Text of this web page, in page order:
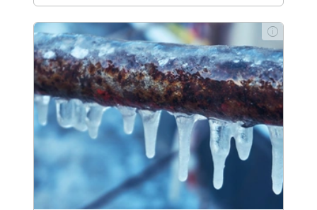
Heilungszeiten und mehr Komfort, selbst
für Angstpatienten. Erfahren Sie, wann
der Einsatz sinnvoll ist, welche Vorteile er
bietet und wie Sie sich vor den Kosten
schützen können.